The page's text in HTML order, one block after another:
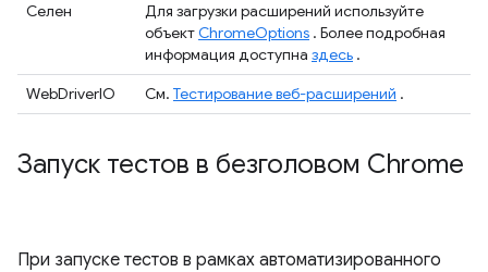
Селен
Для загрузки расширений используйте
объектChromeOptions . Более подробная
информация доступна здесь .
WebDriverIO
См. Тестирование веб-расширений .
Запуск тестов в безголовом Chrome
При запуске тестов в рамках автоматизированного